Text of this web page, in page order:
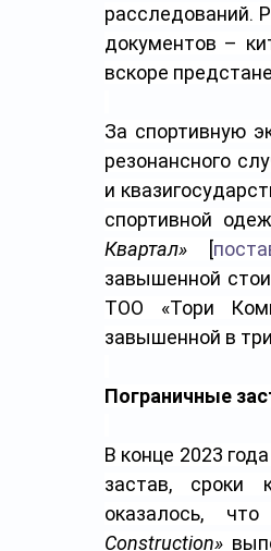
расследований.
документов –
вскоре
За спортивную
резонансного
и
спортивной
Квартал» [
завышенной
ТОО «Тори
завышенной в
Пограничные
В конце 2023
застав, сроки
оказалось,
Construction»